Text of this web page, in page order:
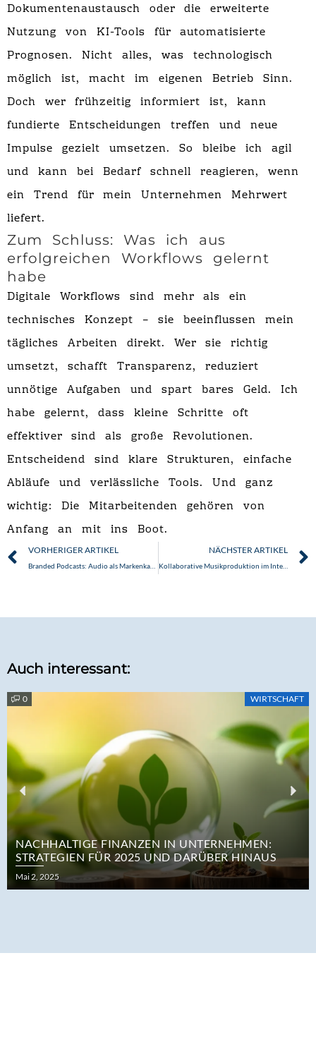
Dokumentenaustausch oder die erweiterte
Nutzung von KI-Tools für automatisierte
Prognosen. Nicht alles, was technologisch
möglich ist, macht im eigenen Betrieb Sinn.
Doch wer frühzeitig informiert ist, kann
fundierte Entscheidungen treffen und neue
Impulse gezielt umsetzen. So bleibe ich agil
und kann bei Bedarf schnell reagieren, wenn
ein Trend für mein Unternehmen Mehrwert
liefert.
Zum Schluss: Was ich aus
erfolgreichen Workflows gelernt
habe
Digitale Workflows sind mehr als ein
technisches Konzept – sie beeinflussen mein
tägliches Arbeiten direkt. Wer sie richtig
umsetzt, schafft Transparenz, reduziert
unnötige Aufgaben und spart bares Geld. Ich
habe gelernt, dass kleine Schritte oft
effektiver sind als große Revolutionen.
Entscheidend sind klare Strukturen, einfache
Abläufe und verlässliche Tools. Und ganz
wichtig: Die Mitarbeitenden gehören von
Anfang an mit ins Boot.
Zurück
VORHERIGER ARTIKEL NÄCHSTER ARTIKEL
Kollaborative Musikproduktion im Internet: Chancen und Tools für die Zukunft der online musikproduktion
Auch interessant:
0 WIRTSCHAFT
NACHHALTIGE FINANZEN IN UNTERNEHMEN:
STRATEGIEN FÜR 2025 UND DARÜBER HINAUS
Posted
on
Mai 2, 2025
Previous